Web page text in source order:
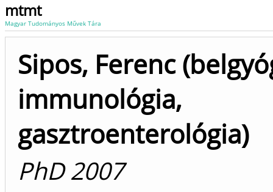
mtmt
Magyar Tudományos Művek Tára
Sipos, Ferenc
immunológia,
gasztroenterológia)
PhD 2007